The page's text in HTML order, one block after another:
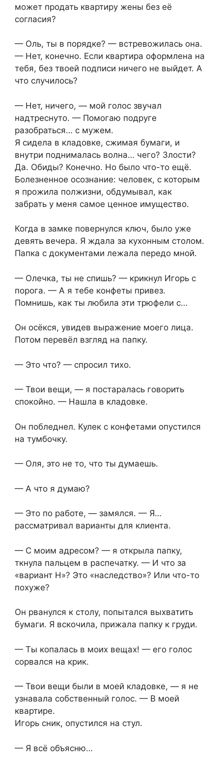
может продать квартиру жены без её
согласия?
— Оль, ты в порядке? — встревожилась она.
— Нет, конечно. Если квартира оформлена на
тебя, без твоей подписи ничего не выйдет. А
что случилось?
— Нет, ничего, — мой голос звучал
надтреснуто. — Помогаю подруге
разобраться… с мужем.
Я сидела в кладовке, сжимая бумаги, и
внутри поднималась волна… чего? Злости?
Да. Обиды? Конечно. Но было что-то ещё.
Болезненное осознание: человек, с которым
я прожила полжизни, обдумывал, как
забрать у меня самое ценное имущество.
Когда в замке повернулся ключ, было уже
девять вечера. Я ждала за кухонным столом.
Папка с документами лежала передо мной.
— Олечка, ты не спишь? — крикнул Игорь с
порога. — А я тебе конфеты привез.
Помнишь, как ты любила эти трюфели с…
Он осёкся, увидев выражение моего лица.
Потом перевёл взгляд на папку.
— Это что? — спросил тихо.
— Твои вещи, — я постаралась говорить
спокойно. — Нашла в кладовке.
Он побледнел. Кулек с конфетами опустился
на тумбочку.
— Оля, это не то, что ты думаешь.
— А что я думаю?
— Это по работе, — замялся. — Я…
рассматривал варианты для клиента.
— С моим адресом? — я открыла папку,
ткнула пальцем в распечатку. — И что за
«вариант Н»? Это «наследство»? Или что-то
похуже?
Он рванулся к столу, попытался выхватить
бумаги. Я вскочила, прижала папку к груди.
— Ты копалась в моих вещах! — его голос
сорвался на крик.
— Твои вещи были в моей кладовке, — я не
узнавала собственный голос. — В моей
квартире.
Игорь сник, опустился на стул.
— Я всё объясню…